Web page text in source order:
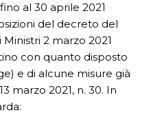
al 30 aprile 2021
del decreto del
2 marzo 2021
con quanto disposto
e di alcune misure già
marzo 2021, n. 30. In